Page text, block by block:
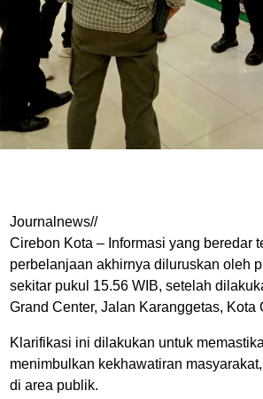
Journalnews//
Cirebon Kota – Informasi yang beredar
perbelanjaan akhirnya diluruskan oleh
sekitar pukul 15.56 WIB, setelah
Grand Center, Jalan Karanggetas, Kota
Klarifikasi ini dilakukan untuk
menimbulkan kekhawatiran
di area publik.